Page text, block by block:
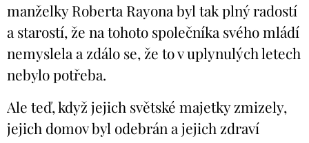
manželky Roberta Rayona byl tak plný radostí
a starostí, že na tohoto společníka svého mládí
nemyslela a zdálo se, že to v uplynulých letech
nebylo potřeba.
Ale teď, když jejich světské majetky zmizely,
jejich domov byl odebrán a jejich zdraví